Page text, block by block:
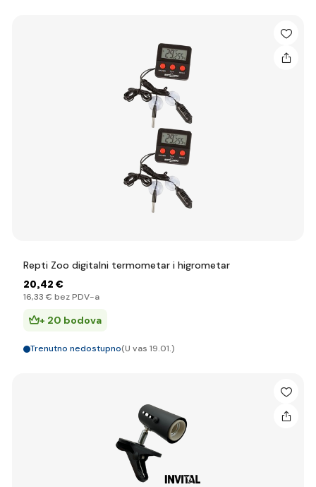
Repti Zoo digitalni termometar i higrometar
20,42 €
16,33 € bez PDV-a
+ 20 bodova
Trenutno nedostupno(U vas 19.01.)